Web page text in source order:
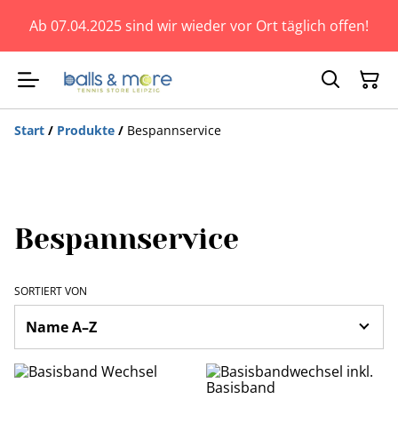
Ab 07.04.2025 sind wir wieder vor Ort täglich offen!
Start / Produkte / Bespannservice
Bespannservice
SORTIERT VON